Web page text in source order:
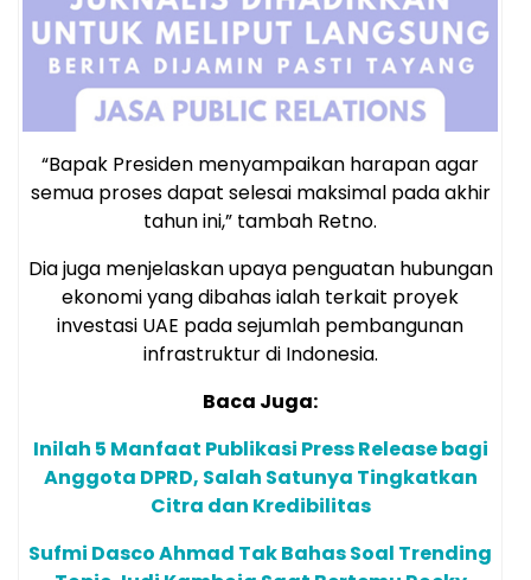
“Bapak Presiden menyampaikan harapan agar
semua proses dapat selesai maksimal pada akhir
tahun ini,” tambah Retno.
Dia juga menjelaskan upaya penguatan hubungan
ekonomi yang dibahas ialah terkait proyek
investasi UAE pada sejumlah pembangunan
infrastruktur di Indonesia.
Baca Juga:
Inilah 5 Manfaat Publikasi Press Release bagi
Anggota DPRD, Salah Satunya Tingkatkan
Citra dan Kredibilitas
Sufmi Dasco Ahmad Tak Bahas Soal Trending